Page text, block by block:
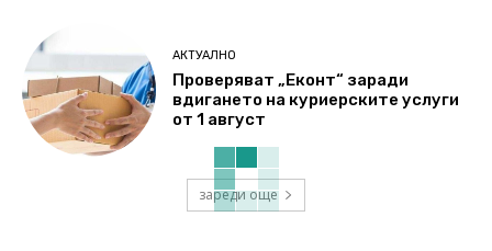
АКТУАЛНО
Проверяват „Еконт“ заради
вдигането на куриерските услуги
от 1 август
зареди още